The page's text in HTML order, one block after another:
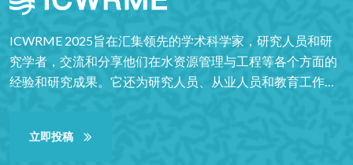
ICWRME 2025旨在汇集领先的学术科学家，研究人员和研
究学者，交流和分享他们在水资源管理与工程等各个方面的
经验和研究成果。它还为研究人员、从业人员和教育工作者
和采用的解决方案。凭借其高质量，它为学生、学者和研究
立即投稿